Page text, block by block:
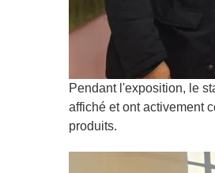
Pendant l'exposition, le
affiché et ont activement
produits.